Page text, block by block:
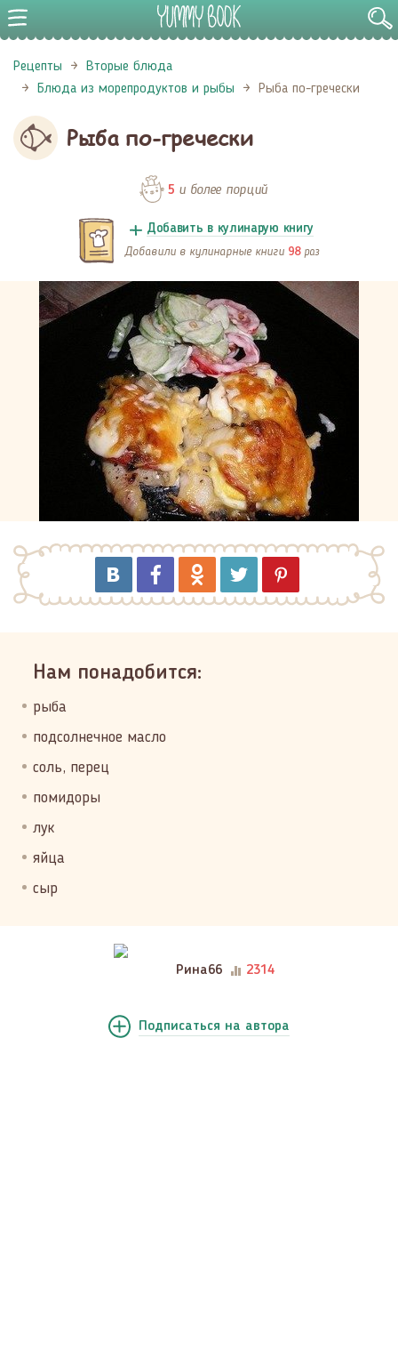
Рецепты
Вторые блюда
Блюда из морепродуктов и рыбы
Рыба по-гречески
Рыба по-гречески
5 и более порций
Добавить в кулинарую книгу
Добавили в кулинарные книги 98 раз
Нам понадобится:
рыба
подсолнечное масло
соль, перец
помидоры
лук
яйца
сыр
Рина66 2314
Подписаться на автора